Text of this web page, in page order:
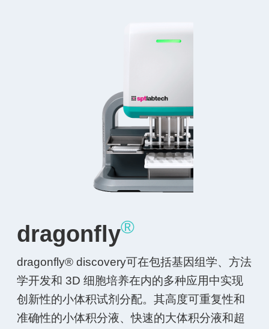
dragonfly®
dragonfly® discovery可在包括基因组学、方法
学开发和 3D 细胞培养在内的多种应用中实现
创新性的小体积试剂分配。其高度可重复性和
准确性的小体积分液、快速的大体积分液和超